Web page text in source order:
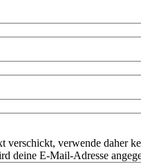
verschickt, verwende daher
deine E-Mail-Adresse